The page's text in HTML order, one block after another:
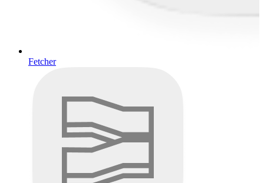
Fetcher